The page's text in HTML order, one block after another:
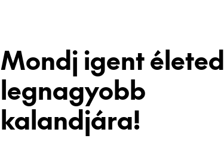
Mondj igent életed
legnagyobb
kalandjára!